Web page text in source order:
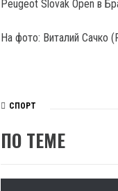
Peugeot Slovak Open в
На фото: Виталий Сачко
СПОРТ
ПО ТЕМЕ